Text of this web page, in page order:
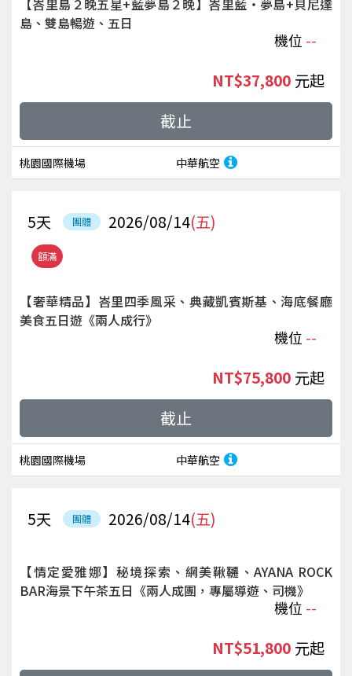
【峇里島２晚五星+藍夢島２晚】峇里藍‧夢島+貝尼達
島、雙島暢遊、五日
機位 --
桃園國際機場 中華航空
NT$37,800 起
截止
額滿
團體 2026/08/14(五)
5天
【奢華精品】峇里四季風采、典藏凱賓斯基、海底餐廳
美食五日遊《兩人成行》
機位 --
桃園國際機場 中華航空
NT$75,800 起
截止
團體 2026/08/14(五)
5天
【情定愛雅娜】秘境探索、網美鞦韆、AYANA ROCK
BAR海景下午茶五日《兩人成團，專屬導遊、司機》
機位 --
NT$51,800 起